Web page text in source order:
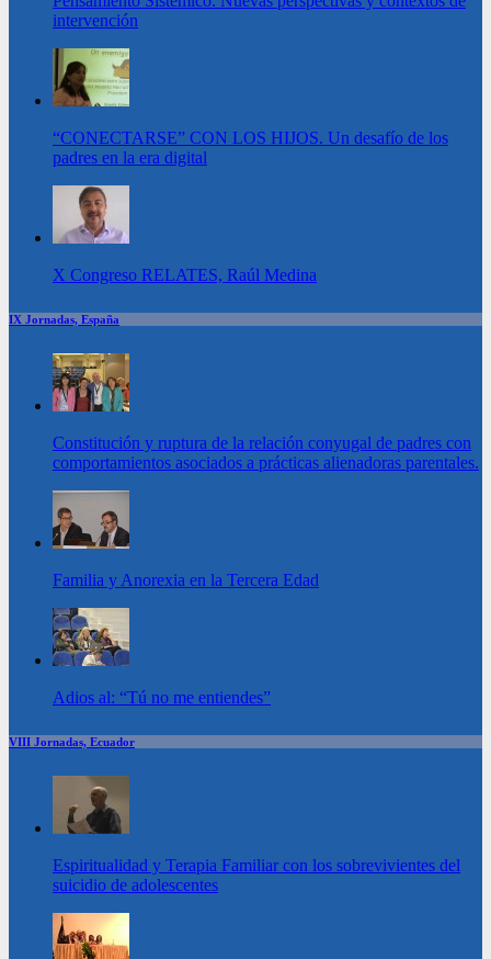
intervención
“CONECTARSE” CON LOS HIJOS. Un desafío de los
padres en la era digital
X Congreso RELATES, Raúl Medina
IX Jornadas, España
Constitución y ruptura de la relación conyugal de padres con
comportamientos asociados a prácticas alienadoras parentales.
Familia y Anorexia en la Tercera Edad
Adios al: “Tú no me entiendes”
VIII Jornadas, Ecuador
Espiritualidad y Terapia Familiar con los sobrevivientes del
suicidio de adolescentes